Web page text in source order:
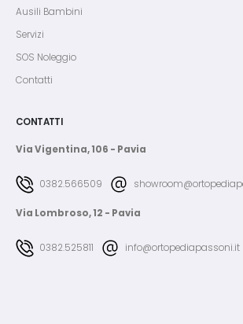
Ausili Bambini
Servizi
SOS Noleggio
Contatti
CONTATTI
Via Vigentina, 106 - Pavia
0382.566509
Via Lombroso, 12 - Pavia
0382.525811 info@ortopediapassoni.it